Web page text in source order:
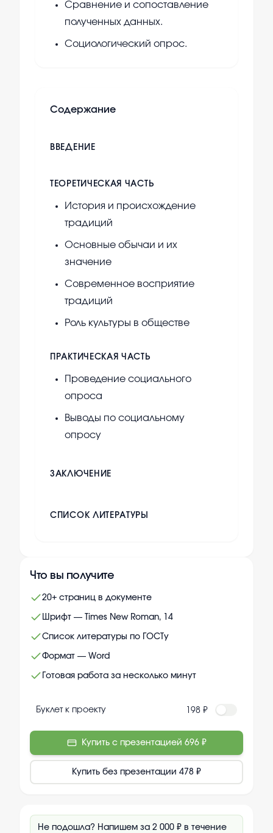
Сравнение и сопоставление
полученных данных.
Социологический опрос.
Содержание
ВВЕДЕНИЕ
ТЕОРЕТИЧЕСКАЯ ЧАСТЬ
История и происхождение
традиций
Основные обычаи и их
значение
Современное восприятие
традиций
Роль культуры в обществе
ПРАКТИЧЕСКАЯ ЧАСТЬ
Проведение социального
опроса
Выводы по социальному
опросу
ЗАКЛЮЧЕНИЕ
СПИСОК ЛИТЕРАТУРЫ
Что вы получите
20+ страниц в документе
Шрифт — Times New Roman, 14
Список литературы по ГОСТу
Формат — Word
Готовая работа за несколько минут
Буклет к проекту 198 ₽
Купить с презентацией 696 ₽
Купить без презентации 478 ₽
Не подошла? Напишем за 2 000 ₽ в течение